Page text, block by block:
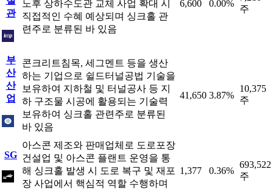
관
노후 상하수도관 교체 사업 확대 시
직접적인 수혜 예상되며 싱크홀 관
련주로 분류된 바 있음
6,600 0.00%
주
부
산
산
업
콘크리트침목, 세그멘트 등을 생산
하는 기업으로 쉴드터널공법 기술을
보유하여 지하철 및 터널공사 등 지
하 구조물 시공에 활용되는 기술력
보유하여 싱크홀 관련주로 분류된
바 있음
41,650 3.87%
10,375
주
SG
아스콘 제조와 판매업체로 도로포장
건설업 및 아스콘 플랜트 운영을 통
해 싱크홀 발생 시 도로 복구 및 재포
장 사업에서 핵심적 역할 수행하며
1,377 0.36%
693,522
주